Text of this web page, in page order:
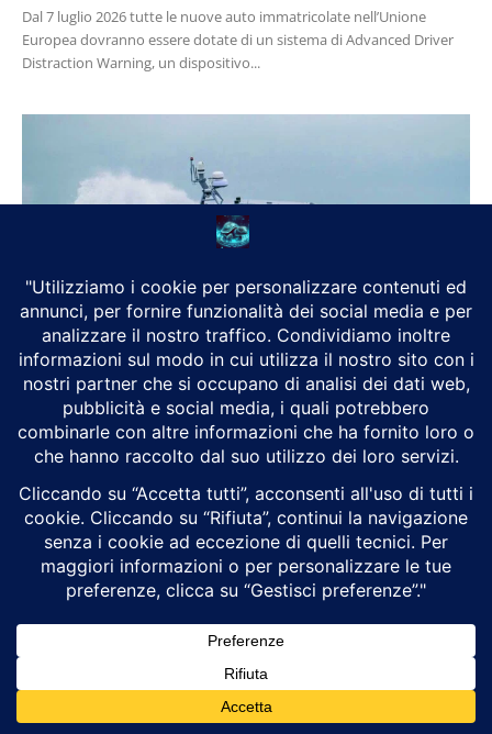
Dal 7 luglio 2026 tutte le nuove auto immatricolate nell’Unione
Europea dovranno essere dotate di un sistema di Advanced Driver
Distraction Warning, un dispositivo...
Gli Usa utilizzano droni di mare contro l’Iran.
La nuova frontiera della guerra navale
Cyberwarfare Luigi Alberto Pinzi
Gli attacchi con droni di superficie statunitensi contro il porto
iraniano di Bandar Abbas rappresentano una svolta storica nella
guerra navale contemporanea, segnando la...